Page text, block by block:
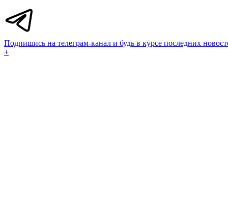
Подпишись на телеграм-канал и будь в курсе последних
+